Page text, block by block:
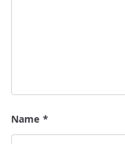
Name *